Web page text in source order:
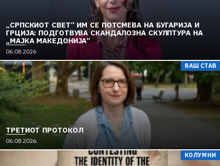
„СРПСКИОТ СВЕТ“ ИМ СЕ ПОТСМЕВА НА БУГАРИЈА И
ГРЦИЈА: ПОДГОТВУВА СКАНДАЛОЗНА СКУЛПТУРА НА
„МАЈКА МАКЕДОНИЈА“
06.08.2026
ВАШ СТАВ
ТРЕТИОТ ПРОТОКОЛ
06.08.2026
КОЛУМНИ